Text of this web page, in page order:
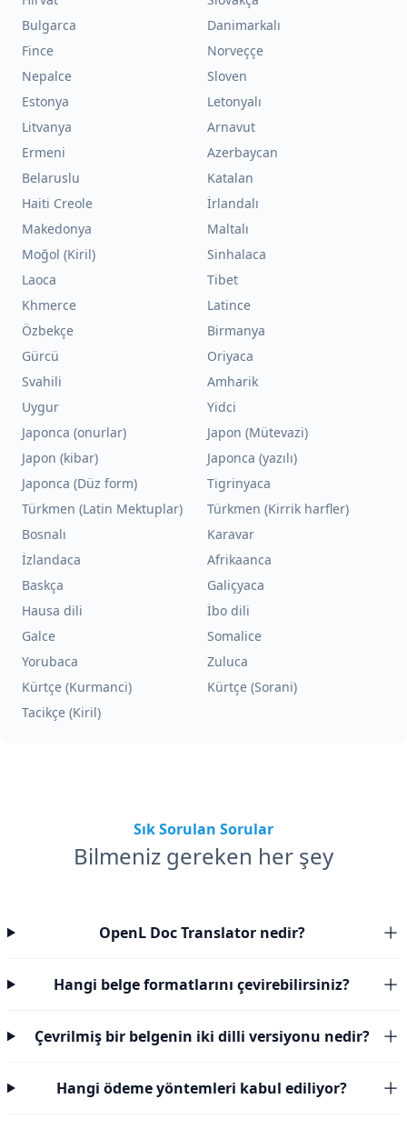
Bulgarca
Danimarkalı
Fince
Norveççe
Nepalce
Sloven
Estonya
Letonyalı
Litvanya
Arnavut
Ermeni
Azerbaycan
Belaruslu
Katalan
Haiti Creole
İrlandalı
Makedonya
Maltalı
Moğol (Kiril)
Sinhalaca
Laoca
Tibet
Khmerce
Latince
Özbekçe
Birmanya
Gürcü
Oriyaca
Svahili
Amharik
Uygur
Yidci
Japonca (onurlar)
Japon (Mütevazi)
Japon (kibar)
Japonca (yazılı)
Japonca (Düz form)
Tigrinyaca
Türkmen (Latin Mektuplar)
Türkmen (Kirrik harfler)
Bosnalı
Karavar
İzlandaca
Afrikaanca
Baskça
Galiçyaca
Hausa dili
İbo dili
Galce
Somalice
Yorubaca
Zuluca
Kürtçe (Kurmanci)
Kürtçe (Sorani)
Tacikçe (Kiril)
Sık Sorulan Sorular
Bilmeniz gereken her şey
OpenL Doc Translator nedir?
Hangi belge formatlarını çevirebilirsiniz?
Çevrilmiş bir belgenin iki dilli versiyonu nedir?
Hangi ödeme yöntemleri kabul ediliyor?